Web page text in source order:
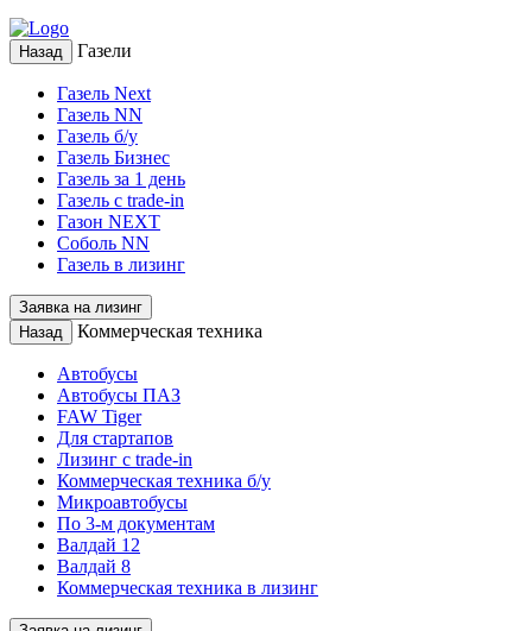
Назад Газели
Газель Next
Газель NN
Газель б/у
Газель Бизнес
Газель за 1 день
Газель с trade-in
Газон NEXT
Соболь NN
Газель в лизинг
Заявка на лизинг
Назад
Коммерческая техника
Автобусы
Автобусы ПАЗ
FAW Tiger
Для стартапов
Лизинг с trade-in
Коммерческая техника б/у
Микроавтобусы
По 3-м документам
Валдай 12
Валдай 8
Коммерческая техника в лизинг